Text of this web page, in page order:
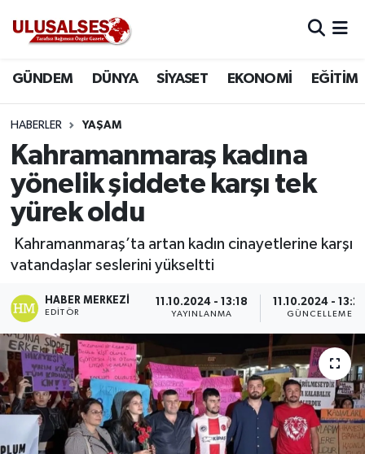
GÜNDEM DÜNYA SİYASET EKONOMİ EĞİTİM
HABERLER YAŞAM
Kahramanmaraş kadına
yönelik şiddete karşı tek
yürek oldu
Kahramanmaraş’ta artan kadın cinayetlerine karşı
vatandaşlar seslerini yükseltti
HABER MERKEZI
EDITÖR
11.10.2024 - 13:18
YAYINLANMA
11.10.2024 -
GÜNCELLEME
DÜNYA
SİYASET
EKONOMİ
SAĞLIK
MAGAZİN
SPOR
Trafik Durumu
Süper Lig Puan Durumu ve Fikstür
Tüm Manşetler
Haber Arşivi